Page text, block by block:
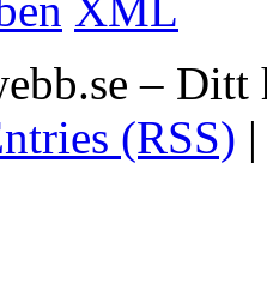
– Ditt
(RSS)